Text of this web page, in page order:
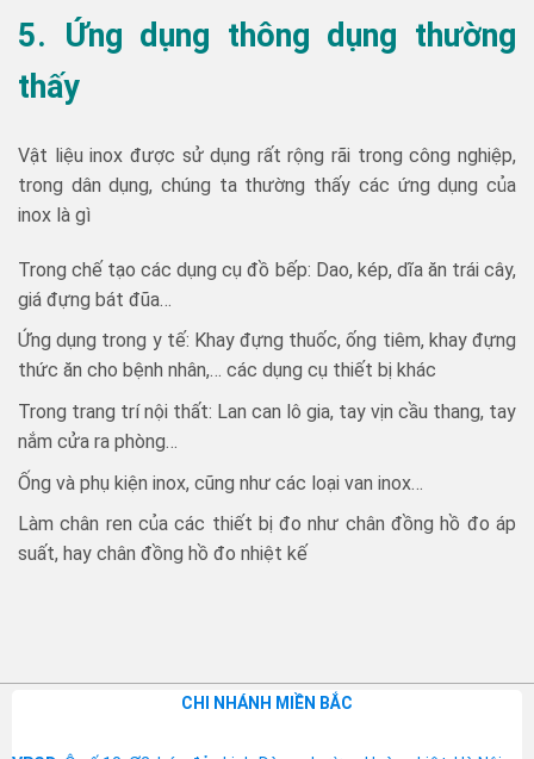
5. Ứng dụng thông dụng thường
thấy
Vật liệu inox được sử dụng rất rộng rãi trong công nghiệp,
trong dân dụng, chúng ta thường thấy các ứng dụng của
inox là gì
Trong chế tạo các dụng cụ đồ bếp: Dao, kép, dĩa ăn trái cây,
giá đựng bát đũa…
Ứng dụng trong y tế: Khay đựng thuốc, ống tiêm, khay đựng
thức ăn cho bệnh nhân,… các dụng cụ thiết bị khác
Trong trang trí nội thất: Lan can lô gia, tay vịn cầu thang, tay
nắm cửa ra phòng…
Ống và phụ kiện inox, cũng như các loại van inox…
Làm chân ren của các thiết bị đo như chân đồng hồ đo áp
suất, hay chân đồng hồ đo nhiệt kế
CHI NHÁNH MIỀN BẮC